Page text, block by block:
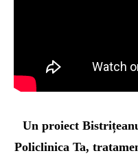
Un proiect
Policlinica Ta,